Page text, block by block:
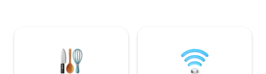
alla Koot's! En riktig semesterort för alla
en Smart-TV med
streamingtjänster